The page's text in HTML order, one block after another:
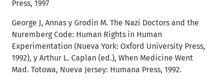
Press, 1997
George J, Annas y Grodin M. The Nazi Doctors and the
Nuremberg Code: Human Rights in Human
Experimentation (Nueva York: Oxford University Press,
1992), y Arthur L. Caplan (ed.), When Medicine Went
Mad. Totowa, Nueva Jersey: Humana Press, 1992.